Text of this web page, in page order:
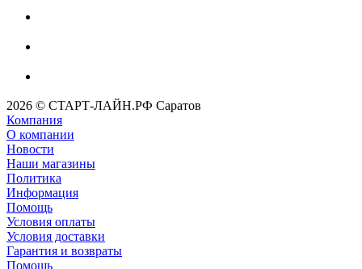
2026 © СТАРТ-ЛАЙН.РФ Саратов
Компания
О компании
Новости
Наши магазины
Политика
Информация
Помощь
Условия оплаты
Условия доставки
Гарантия и возвраты
Помощь